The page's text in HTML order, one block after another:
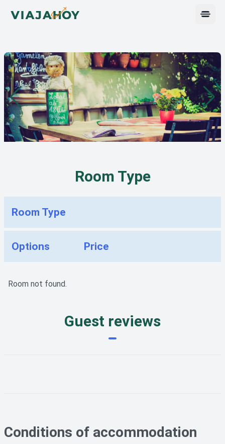
Open
Room Type
Room Type
Options Price
Room not found.
Guest reviews
Conditions of accommodation